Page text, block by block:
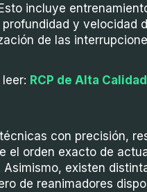
incluye
y velocidad
de las
RCP de Alta
con precisión,
el orden exacto de
existen
de reanimadores